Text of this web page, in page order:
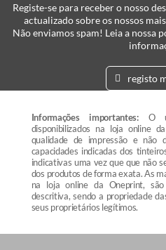
Registe-se para receber o nosso
actualizado sobre os nossos
Não enviamos spam! Leia a nossa
registo
Informações importantes: O
disponibilizados na loja online
qualidade de impressão e não
capacidades indicadas dos
indicativas uma vez que que não
dos produtos de forma exata. As
na loja online da Oneprint,
descritiva, sendo a propriedade
seus proprietários legítimos.